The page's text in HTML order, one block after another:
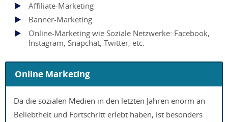
Affiliate-Marketing
Banner-Marketing
Online-Marketing wie Soziale Netzwerke: Facebook,
Instagram, Snapchat, Twitter, etc.
Online Marketing
Da die sozialen Medien in den letzten Jahren enorm an
Beliebtheit und Fortschritt erlebt haben, ist besonders